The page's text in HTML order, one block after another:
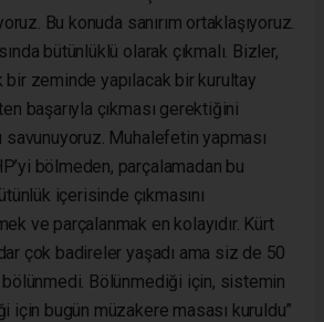
Bu konuda sanırım ortaklaşıyoruz.
bütünlüklü olarak çıkmalı. Bizler,
bir zeminde yapılacak bir kurultay
başarıyla çıkması gerektiğini
Muhalefetin yapması
bölmeden, parçalamadan bu
içerisinde çıkmasını
ve parçalanmak en kolayıdır. Kürt
çok badireler yaşadı ama siz de 50
bölünmedi. Bölünmediği için, sistemin
için bugün müzakere masası kuruldu”